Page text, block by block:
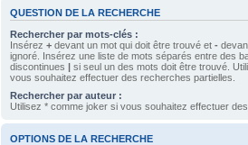
QUESTION DE LA RECHERCHE
Rechercher par mots-clés :
Insérez + devant un mot qui doit être trouvé et -
ignoré. Insérez une liste de mots séparés entre des
discontinues | si seul un des mots doit être trouvé.
vous souhaitez effectuer des recherches partielles.
Rechercher par auteur :
Utilisez * comme joker si vous souhaitez effectuer
OPTIONS DE LA RECHERCHE